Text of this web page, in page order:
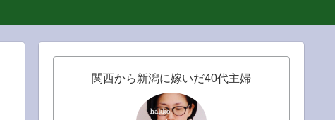
関西から新潟に嫁いだ40代主婦